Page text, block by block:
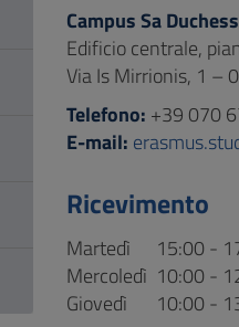
Campus Sa
Edificio centrale,
Via Is Mirrionis, 1 –
Telefono: +39 070
E-mail:
Ricevimento
Martedì
15:00 -
Mercoledì 10:00 -
Giovedì
10:00 -